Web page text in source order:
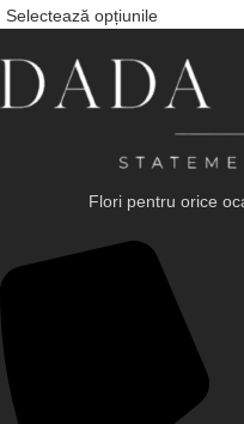
Selectează opțiunile
Flori pentru orice